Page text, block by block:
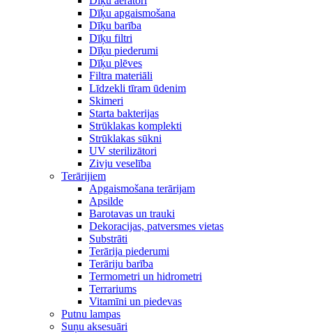
Dīķu apgaismošana
Dīķu barība
Dīķu filtri
Dīķu piederumi
Dīķu plēves
Filtra materiāli
Līdzekli tīram ūdenim
Skimeri
Starta bakterijas
Strūklakas komplekti
Strūklakas sūkni
UV sterilizātori
Zivju veselība
Terārijiem
Apgaismošana terārijam
Apsilde
Barotavas un trauki
Dekoracijas, patversmes vietas
Substrāti
Terārija piederumi
Terāriju barība
Termometri un hidrometri
Terrariums
Vitamīni un piedevas
Putnu lampas
Suņu aksesuāri